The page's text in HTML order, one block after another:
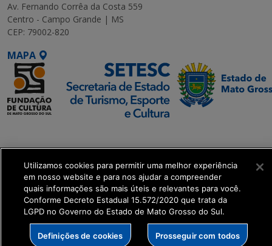
Av. Fernando Corrêa da Costa 559
Centro - Campo Grande | MS
CEP: 79002-820
MAPA
Executiva de
Transformação Digital
get_footer();
Utilizamos cookies para permitir uma melhor experiência
em nosso website e para nos ajudar a compreender
quais informações são mais úteis e relevantes para você.
Conforme Decreto Estadual 15.572/2020 que trata da
LGPD no Governo do Estado de Mato Grosso do Sul.
Definições de cookies Prosseguir com todos